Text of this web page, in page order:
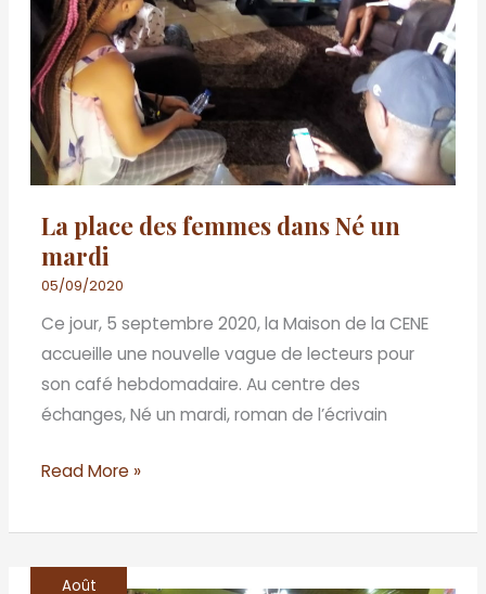
La place des femmes dans Né un
mardi
05/09/2020
Ce jour, 5 septembre 2020, la Maison de la CENE
accueille une nouvelle vague de lecteurs pour
son café hebdomadaire. Au centre des
échanges, Né un mardi, roman de l’écrivain
dans
Né
un
mardi
Read More »
Août